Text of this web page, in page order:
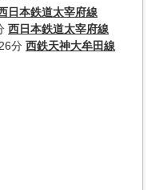
日本鉄道太宰府線
西日本鉄道太宰府線
分 西鉄天神大牟田線